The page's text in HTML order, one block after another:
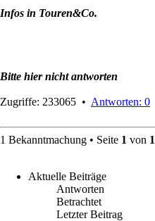
Infos in Touren&Co.
Bitte hier nicht antworten
Zugriffe: 233065 • Antworten: 0
1 Bekanntmachung • Seite 1 von 1
Aktuelle Beiträge
Antworten
Betrachtet
Letzter Beitrag